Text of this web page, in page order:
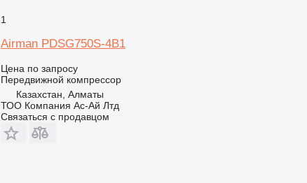
1
Airman PDSG750S-4B1
Цена по запросу
Передвижной компрессор
Казахстан, Алматы
ТОО Компания Ас-Ай Лтд
Связаться с продавцом